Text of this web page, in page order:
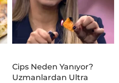
Cips Neden Yanıyor?
Uzmanlardan Ultra